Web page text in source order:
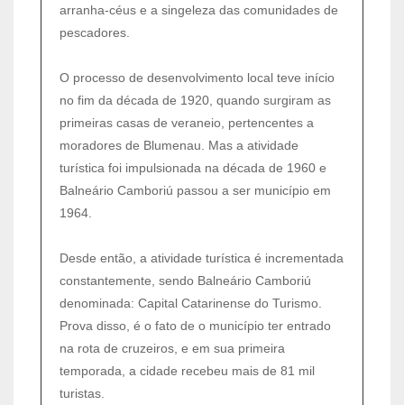
arranha-céus e a singeleza das comunidades de
pescadores.
O processo de desenvolvimento local teve início
no fim da década de 1920, quando surgiram as
primeiras casas de veraneio, pertencentes a
moradores de Blumenau. Mas a atividade
turística foi impulsionada na década de 1960 e
Balneário Camboriú passou a ser município em
1964.
Desde então, a atividade turística é incrementada
constantemente, sendo Balneário Camboriú
denominada: Capital Catarinense do Turismo.
Prova disso, é o fato de o município ter entrado
na rota de cruzeiros, e em sua primeira
temporada, a cidade recebeu mais de 81 mil
turistas.